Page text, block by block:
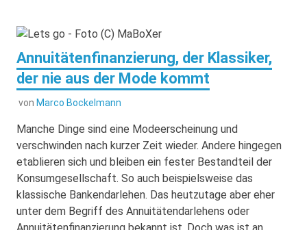
Annuitätenfinanzierung, der Klassiker,
der nie aus der Mode kommt
von Marco Bockelmann
Manche Dinge sind eine Modeerscheinung und
verschwinden nach kurzer Zeit wieder. Andere hingegen
etablieren sich und bleiben ein fester Bestandteil der
Konsumgesellschaft. So auch beispielsweise das
klassische Bankendarlehen. Das heutzutage aber eher
unter dem Begriff des Annuitätendarlehens oder